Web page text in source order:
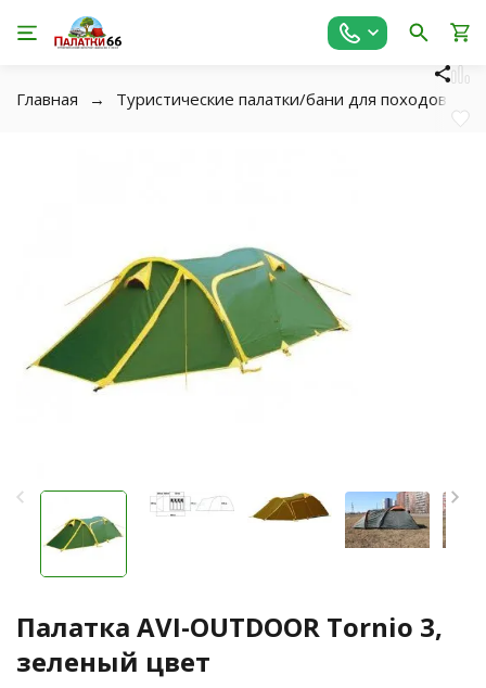
Главная Туристические палатки/бани для походов
Палатка AVI-OUTDOOR Tornio 3,
зеленый цвет